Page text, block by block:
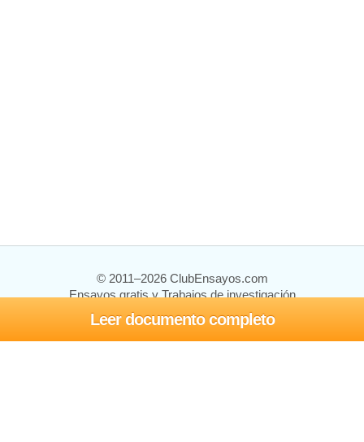
Leer documento completo
© 2011–2026 ClubEnsayos.com
Ensayos gratis y Trabajos de investigación